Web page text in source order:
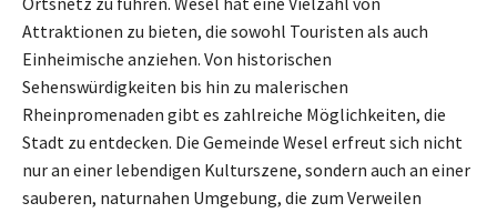
Attraktionen zu bieten, die sowohl Touristen als auch
Einheimische anziehen. Von historischen
Sehenswürdigkeiten bis hin zu malerischen
Rheinpromenaden gibt es zahlreiche Möglichkeiten, die
Stadt zu entdecken. Die Gemeinde Wesel erfreut sich nicht
nur an einer lebendigen Kulturszene, sondern auch an einer
sauberen, naturnahen Umgebung, die zum Verweilen